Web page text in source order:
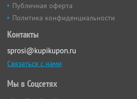
Публичная оферта
Политика конфиденциальности
Контакты
sprosi@kupikupon.ru
Связаться с нами
Мы в Соцсетях